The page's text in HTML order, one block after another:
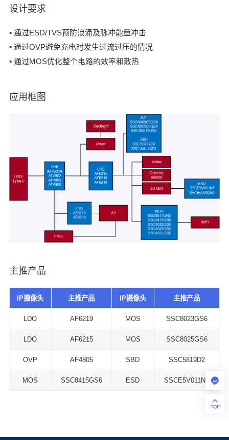
设计要求
▪ 通过ESD/TVS预防浪涌及脉冲能量冲击
▪ 通过OVP避免充电时发生过流过压的情况
▪ 通过MOS优化整个电路的效率和散热
应用框图
主推产品
IP摄像头 主推产品 IP摄像头 主推产品
LDO AF6219 MOS SSC8023GS6
LDO AF6215 MOS SSC8025GS6
OVP AF4805 SBD SSC5819D2
MOS SSC8415GS6 ESD SSCE5V011N7